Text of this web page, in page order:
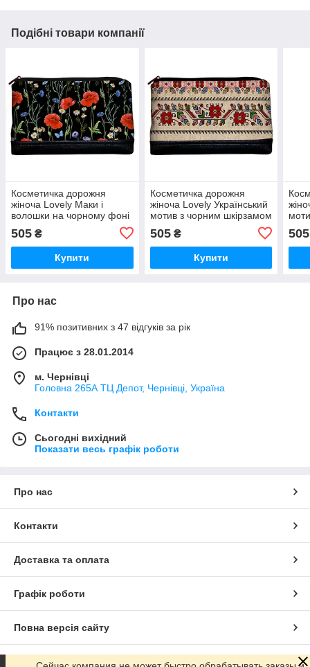
Подібні товари компанії
Косметичка дорожня
жіноча Lovely Маки і
волошки на чорному фоні
(KK_22U001_BL)
505 ₴
Купити
Косметичка дорожня
жіноча Lovely Український
мотив з чорним шкірзамом
(KK_15UKR033_BL)
505₴
Купити
505
Про нас
91% позитивних з 47 відгуків за рік
Працює з 28.01.2014
м. Чернівці
Головна 265А ТЦ Депот, Чернівці, Україна
Контакти
Сьогодні вихідний
Показати весь графік роботи
Про нас
Контакти
Доставка та оплата
Графік роботи
Повна версія сайту
Сайт створено на маркетплейсі Prom.ua